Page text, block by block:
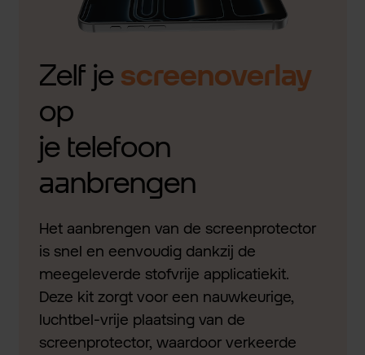
Zelf je screenoverlay
op
je telefoon
aanbrengen
Het aanbrengen van de screenprotector
is snel en eenvoudig dankzij de
meegeleverde stofvrije applicatiekit.
Deze kit zorgt voor een nauwkeurige,
luchtbel-vrije plaatsing van de
screenprotector, waardoor verkeerde